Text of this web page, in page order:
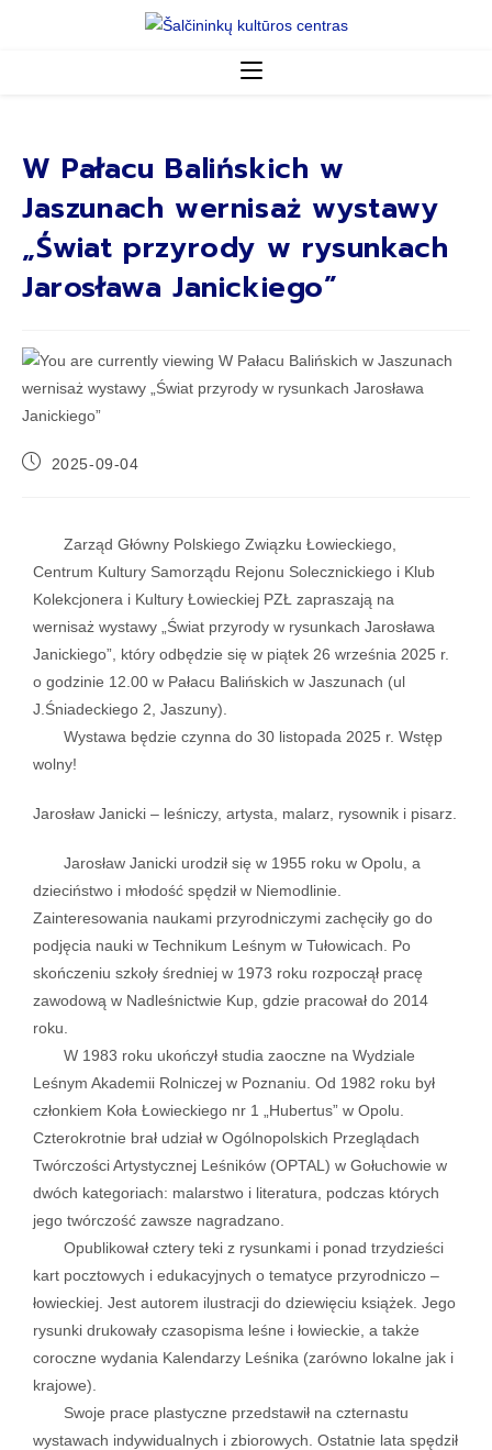
W Pałacu Balińskich w
Jaszunach wernisaż wystawy
„Świat przyrody w rysunkach
Jarosława Janickiego”
2025-09-04
Zarząd Główny Polskiego Związku Łowieckiego,
Centrum Kultury Samorządu Rejonu Solecznickiego i Klub
Kolekcjonera i Kultury Łowieckiej PZŁ zapraszają na
wernisaż wystawy „Świat przyrody w rysunkach Jarosława
Janickiego”, który odbędzie się w piątek 26 września 2025 r.
o godzinie 12.00 w Pałacu Balińskich w Jaszunach (ul
J.Śniadeckiego 2, Jaszuny).
Wystawa będzie czynna do 30 listopada 2025 r. Wstęp
wolny!
Jarosław Janicki – leśniczy, artysta, malarz, rysownik i pisarz.
Jarosław Janicki urodził się w 1955 roku w Opolu, a
dzieciństwo i młodość spędził w Niemodlinie.
Zainteresowania naukami przyrodniczymi zachęciły go do
podjęcia nauki w Technikum Leśnym w Tułowicach. Po
skończeniu szkoły średniej w 1973 roku rozpoczął pracę
zawodową w Nadleśnictwie Kup, gdzie pracował do 2014
roku.
W 1983 roku ukończył studia zaoczne na Wydziale
Leśnym Akademii Rolniczej w Poznaniu. Od 1982 roku był
członkiem Koła Łowieckiego nr 1 „Hubertus” w Opolu.
Czterokrotnie brał udział w Ogólnopolskich Przeglądach
Twórczości Artystycznej Leśników (OPTAL) w Gołuchowie w
dwóch kategoriach: malarstwo i literatura, podczas których
jego twórczość zawsze nagradzano.
Opublikował cztery teki z rysunkami i ponad trzydzieści
kart pocztowych i edukacyjnych o tematyce przyrodniczo –
łowieckiej. Jest autorem ilustracji do dziewięciu książek. Jego
rysunki drukowały czasopisma leśne i łowieckie, a także
coroczne wydania Kalendarzy Leśnika (zarówno lokalne jak i
krajowe).
Swoje prace plastyczne przedstawił na czternastu
wystawach indywidualnych i zbiorowych. Ostatnie lata spędził